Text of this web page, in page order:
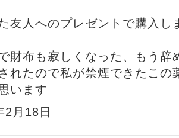
友人へのプレゼントで購入し
財布も寂しくなった、もう辞
れたので私が禁煙できたこの
います
月18日